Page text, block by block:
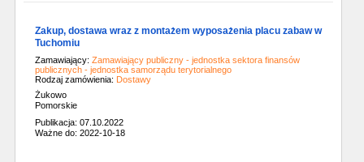
Zakup, dostawa wraz z montażem wyposażenia placu zabaw w
Tuchomiu
Zamawiający: Zamawiający publiczny - jednostka sektora finansów
publicznych - jednostka samorządu terytorialnego
Rodzaj zamówienia: Dostawy
Żukowo
Pomorskie
Publikacja: 07.10.2022
Ważne do: 2022-10-18